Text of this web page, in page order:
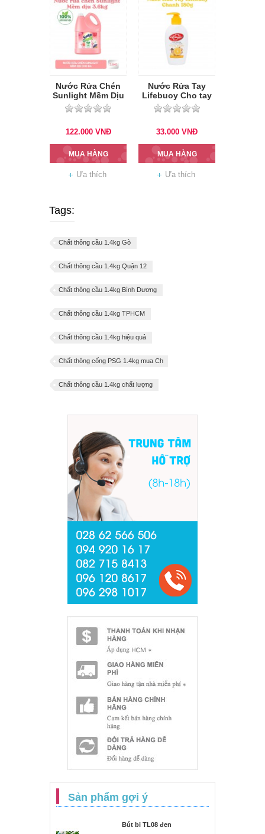
Nước Rửa Chén
Sunlight Mềm Dịu
3.6kg
122.000 VNĐ
MUA HÀNG
Ưa thích
Nước Rửa Tay
Lifebuoy Cho tay
làm bếp 180g
(Vàng)
33.000 VNĐ
MUA HÀNG
Ưa thích
Tags:
Chất thông cầu 1.4kg Gò
Chất thông cầu 1.4kg Quận 12
Chất thông cầu 1.4kg Bình Dương
Chất thông cầu 1.4kg TPHCM
Chất thông cầu 1.4kg hiệu quả
Chất thông cống PSG 1.4kg mua Ch
Chất thông cầu 1.4kg chất lượng
Sản phẩm gợi ý
Bút bi TL08 đen